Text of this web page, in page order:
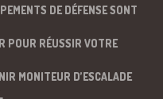
DE DÉFENSE SONT
POUR RÉUSSIR VOTRE
MONITEUR D’ESCALADE